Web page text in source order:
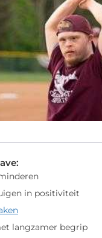
in positiviteit
langzamer begrip